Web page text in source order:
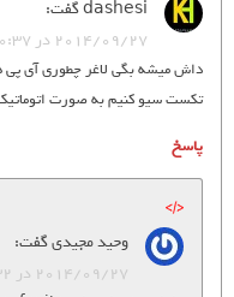
dashesiگفت:
2014/09/27 در 20:37
داش میشه بگی لاغر چطوری آی پی
تکست سیو کنیم به صورت
پاسخ
وحید مجیدیگفت:
2014/09/27 در 21:32